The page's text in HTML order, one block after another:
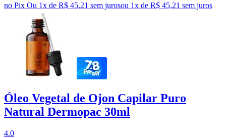
no Pix Ou 1x de R$ 45,21 sem jurosou 1x de R$ 45,21 sem juros
Óleo Vegetal de Ojon Capilar Puro
Natural Dermopac 30ml
4.0